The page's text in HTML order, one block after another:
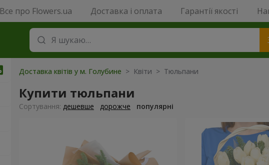
Все про Flowers.ua Доставка і оплата Гарантії якості
Доставка квітів у м. Голубине > Квіти > Тюльпани
Купити тюльпани
Сортування: дешевше дорожче популярні